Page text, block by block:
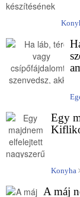
Egy
Konyha
A máj